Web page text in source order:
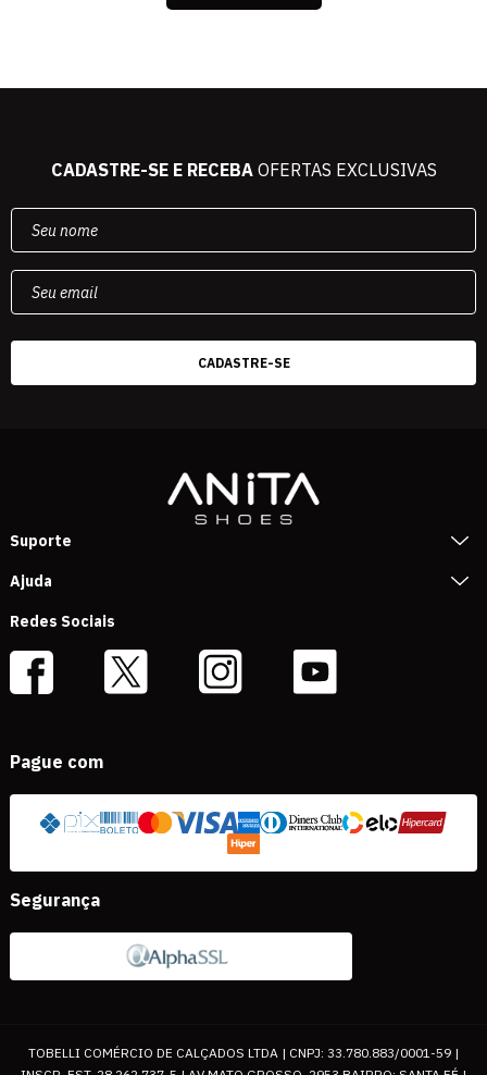
CADASTRE-SE E RECEBAOFERTAS EXCLUSIVAS
Suporte
Ajuda
Redes Sociais
Pague com
Segurança
TOBELLI COMÉRCIO DE CALÇADOS LTDA | CNPJ: 33.780.883/0001-59 |